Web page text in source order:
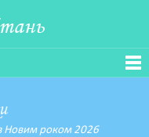
Новим роком 2026